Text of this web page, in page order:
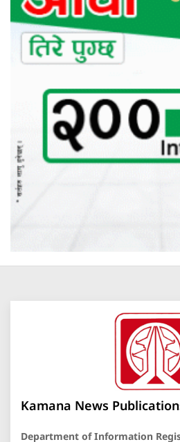
Kamana News
Department of Information